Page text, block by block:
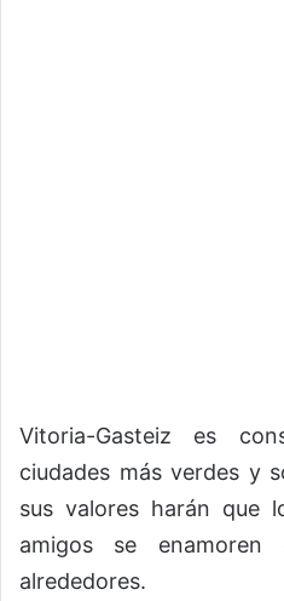
Vitoria-Gasteiz es
ciudades más verdes y
sus valores harán que
amigos se
alrededores.